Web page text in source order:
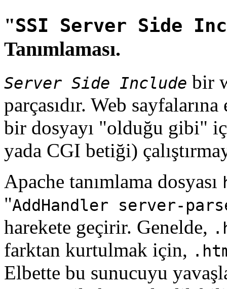
"SSI Server Side
Tanımlaması.
Server Side Include bir
parçasıdır. Web
bir dosyayı "olduğu gibi"
yada CGI betiği)
Apache tanımlama dosyası
"AddHandler server-
harekete geçirir. Genelde,
farktan kurtulmak için,
Elbette bu sunucuyu